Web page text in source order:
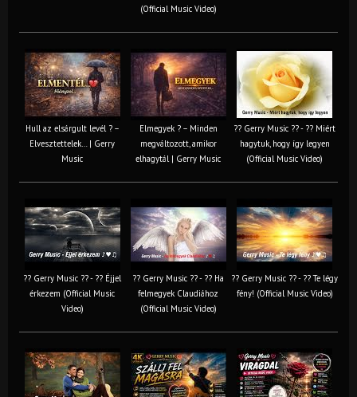
(Official Music Video)
Hull az elsárgult levél ? –
Elvesztettelek… | Gerry
Music
Elmegyek ? – Minden
megváltozott, amikor
elhagytál | Gerry Music
?? Gerry Music ?? - ?? Miért
hagytuk, hogy így legyen
(Official Music Video)
?? Gerry Music ?? - ?? Éjjel
érkezem (Official Music
Video)
?? Gerry Music ?? - ?? Ha
felmegyek Claudiához
(Official Music Video)
?? Gerry Music ?? - ?? Te légy
fény! (Official Music Video)